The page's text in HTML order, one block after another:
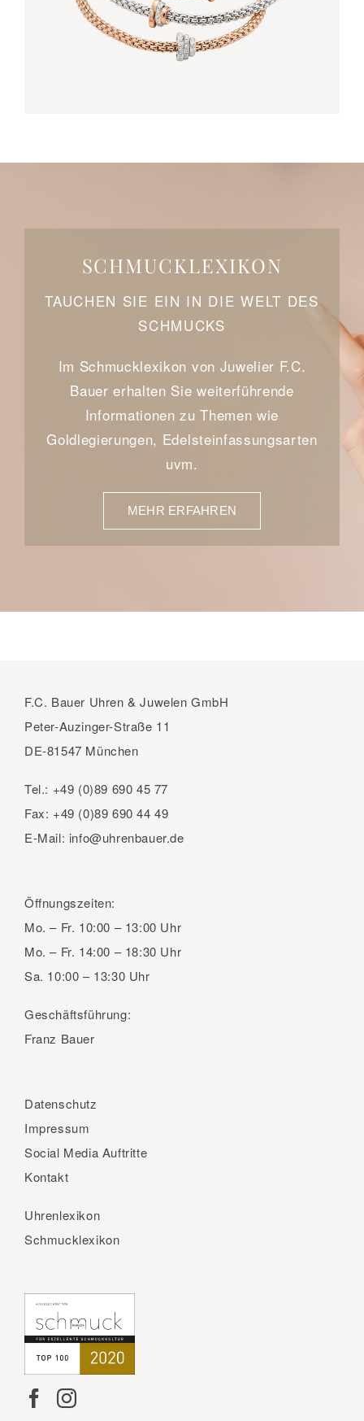
SCHMUCKLEXIKON
TAUCHEN SIE EIN IN DIE WELT DES
SCHMUCKS
Im Schmucklexikon von Juwelier F.C.
Bauer erhalten Sie weiterführende
Informationen zu Themen wie
Goldlegierungen, Edelsteinfassungsarten
uvm.
MEHR ERFAHREN
F.C. Bauer Uhren & Juwelen GmbH
Peter-Auzinger-Straße 11
DE-81547 München
Tel.: +49 (0)89 690 45 77
Fax: +49 (0)89 690 44 49
E-Mail: info@uhrenbauer.de
Öffnungszeiten:
Mo. – Fr. 10:00 – 13:00 Uhr
Mo. – Fr. 14:00 – 18:30 Uhr
Sa. 10:00 – 13:30 Uhr
Geschäftsführung:
Franz Bauer
Datenschutz
Impressum
Social Media Auftritte
Kontakt
Uhrenlexikon
Schmucklexikon